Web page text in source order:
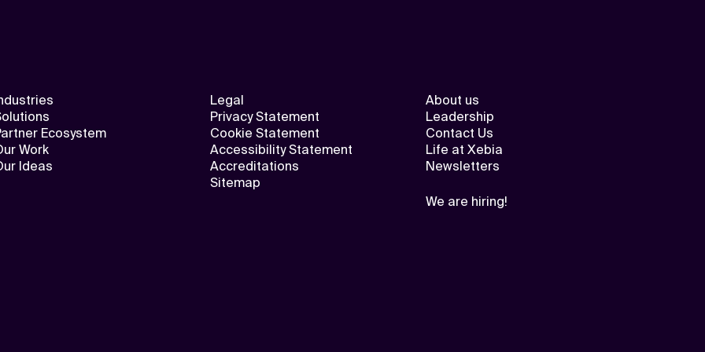
Ecosystem
Work
Ideas
Legal
Privacy Statement
Cookie Statement
Accessibility Statement
Accreditations
Sitemap
About us
Leadership
Contact Us
Life at Xebia
Newsletters
We are hiring!